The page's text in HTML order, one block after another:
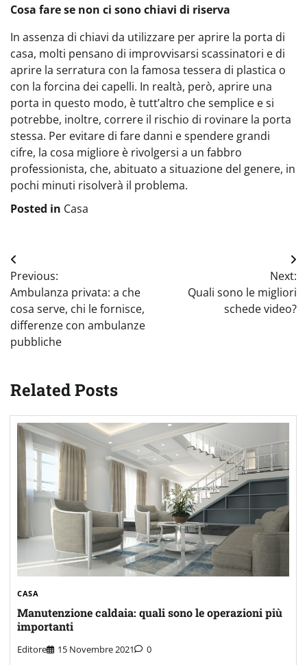
Cosa fare se non ci sono chiavi di riserva
In assenza di chiavi da utilizzare per aprire la porta di
casa, molti pensano di improvvisarsi scassinatori e di
aprire la serratura con la famosa tessera di plastica o
con la forcina dei capelli. In realtà, però, aprire una
porta in questo modo, è tutt’altro che semplice e si
potrebbe, inoltre, correre il rischio di rovinare la porta
stessa. Per evitare di fare danni e spendere grandi
cifre, la cosa migliore è rivolgersi a un fabbro
professionista, che, abituato a situazione del genere, in
pochi minuti risolverà il problema.
Posted in Casa
Navigazione
articoli
Previous:
Ambulanza privata: a che
cosa serve, chi le fornisce,
differenze con ambulanze
pubbliche
Next:
Quali sono le migliori
schede video?
Related Posts
CASA
Manutenzione caldaia: quali sono le operazioni più
importanti
Editore 15 Novembre 2021 0